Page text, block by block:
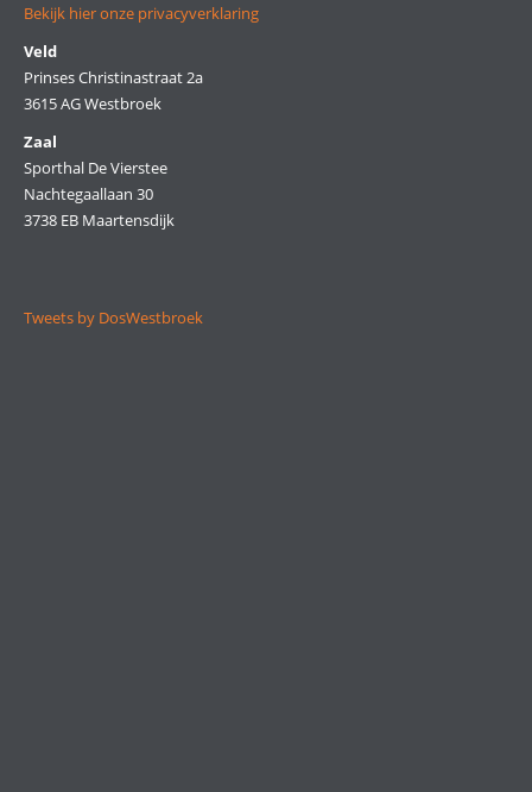
Bekijk hier onze privacyverklaring
Veld
Prinses Christinastraat 2a
3615 AG Westbroek
Zaal
Sporthal De Vierstee
Nachtegaallaan 30
3738 EB Maartensdijk
Tweets by DosWestbroek